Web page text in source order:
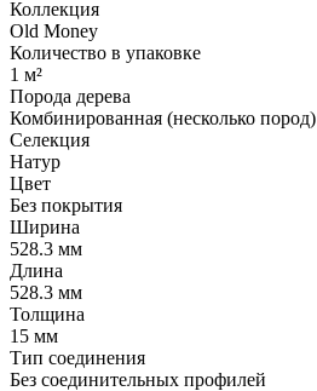
Коллекция
Old Money
Количество в упаковке
1 м²
Порода дерева
Комбинированная (несколько пород)
Селекция
Натур
Цвет
Без покрытия
Ширина
528.3 мм
Длина
528.3 мм
Толщина
15 мм
Тип соединения
Без соединительных профилей